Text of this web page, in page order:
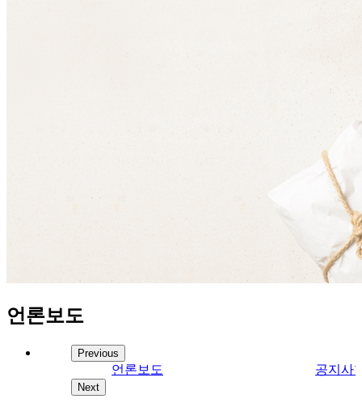
언론보도
Previous
언론보도 공지사
Next